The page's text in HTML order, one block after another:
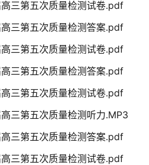
三第五次质量检测试卷.pdf
三第五次质量检测答案.pdf
三第五次质量检测试卷.pdf
三第五次质量检测答案.pdf
三第五次质量检测试卷.pdf
三第五次质量检测听力.MP3
三第五次质量检测答案.pdf
三第五次质量检测试卷.pdf